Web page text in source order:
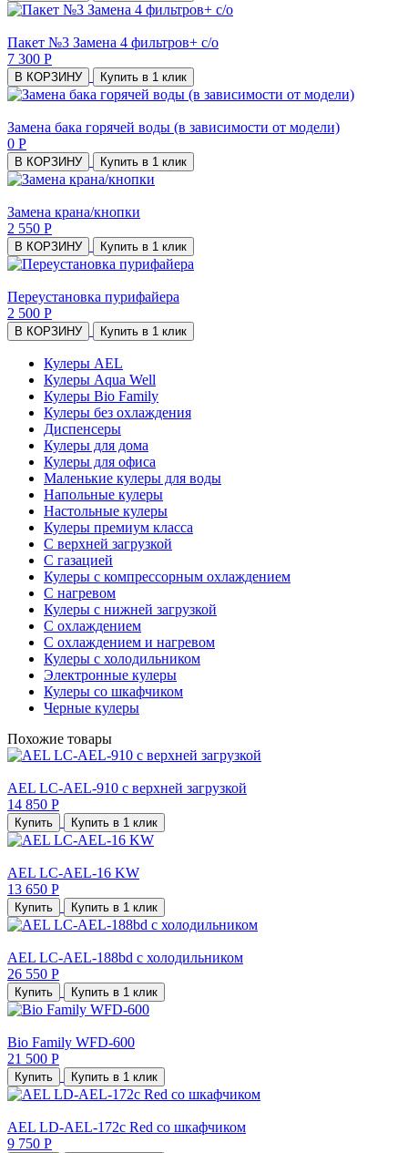
Пакет №3 Замена 4 фильтров+ с/о
7 300 Р
В КОРЗИНУ Купить в 1 клик
Замена бака горячей воды (в зависимости от модели)
0 Р
В КОРЗИНУ Купить в 1 клик
Замена крана/кнопки
2 550 Р
В КОРЗИНУ Купить в 1 клик
Переустановка пурифайера
2 500 Р
В КОРЗИНУ Купить в 1 клик
Кулеры AEL
Кулеры Aqua Well
Кулеры Bio Family
Кулеры без охлаждения
Диспенсеры
Кулеры для дома
Кулеры для офиса
Маленькие кулеры для воды
Напольные кулеры
Настольные кулеры
Кулеры премиум класса
С верхней загрузкой
С газацией
Кулеры с компрессорным охлаждением
С нагревом
Кулеры с нижней загрузкой
С охлаждением
С охлаждением и нагревом
Кулеры с холодильником
Электронные кулеры
Кулеры со шкафчиком
Черные кулеры
Похожие товары
AEL LC-AEL-910 с верхней загрузкой
14 850 Р
Купить Купить в 1 клик
AEL LC-AEL-16 KW
13 650 Р
Купить Купить в 1 клик
AEL LC-AEL-188bd с холодильником
26 550 Р
Купить Купить в 1 клик
Bio Family WFD-600
21 500 Р
Купить Купить в 1 клик
AEL LD-AEL-172c Red со шкафчиком
9 750 Р